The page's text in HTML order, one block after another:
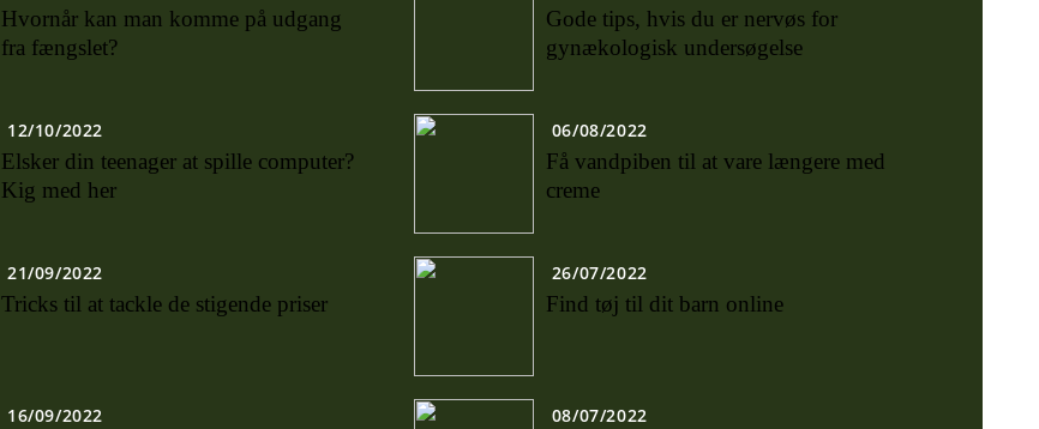
Hvornår kan man komme på udgang
fra fængslet?
12/10/2022
Elsker din teenager at spille computer?
Kig med her
21/09/2022
Tricks til at tackle de stigende priser
16/09/2022
Gode tips, hvis du er nervøs for
gynækologisk undersøgelse
06/08/2022
Få vandpiben til at vare længere med
creme
26/07/2022
Find tøj til dit barn online
08/07/2022